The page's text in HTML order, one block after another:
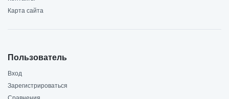
Карта сайта
Пользователь
Вход
Зарегистрироваться